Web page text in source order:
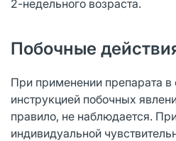
2-недельного возраста.
Побочные
При применении препарата в
инструкцией побочных
правило, не наблюдается.
индивидуальной